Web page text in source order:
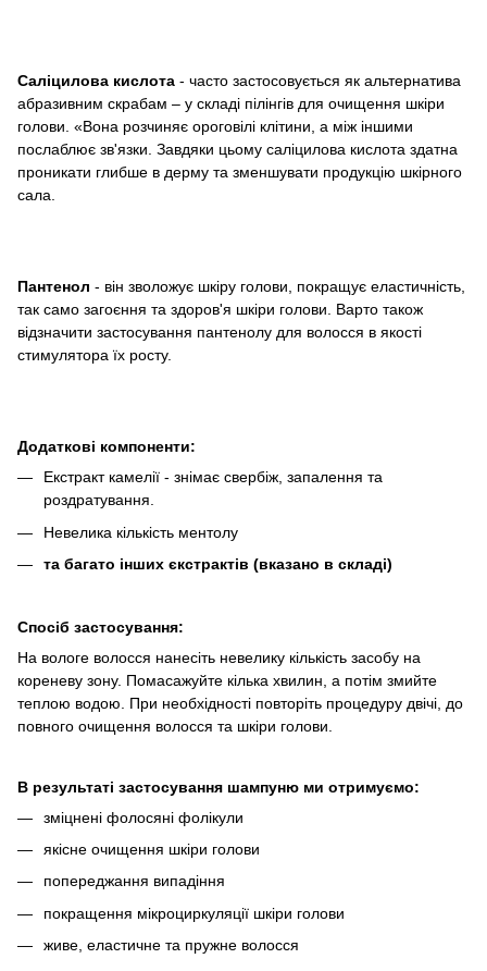
Саліцилова кислота - часто застосовується як альтернатива
абразивним скрабам – у складі пілінгів для очищення шкіри
голови. «Вона розчиняє ороговілі клітини, а між іншими
послаблює зв'язки. Завдяки цьому саліцилова кислота здатна
проникати глибше в дерму та зменшувати продукцію шкірного
сала.
Пантенол - він зволожує шкіру голови, покращує еластичність,
так само загоєння та здоров'я шкіри голови. Варто також
відзначити застосування пантенолу для волосся в якості
стимулятора їх росту.
Додаткові компоненти:
Екстракт камелії - знімає свербіж, запалення та
роздратування.
Невелика кількість ментолу
та багато інших єкстрактів (вказано в складі)
Спосіб застосування:
На вологе волосся нанесіть невелику кількість засобу на
кореневу зону. Помасажуйте кілька хвилин, а потім змийте
теплою водою. При необхідності повторіть процедуру двічі, до
повного очищення волосся та шкіри голови.
В результаті застосування шампуню ми отримуємо:
зміцнені фолосяні фолікули
якісне очищення шкіри голови
попереджання випадіння
покращення мікроциркуляції шкіри голови
живе, еластичне та пружне волосся